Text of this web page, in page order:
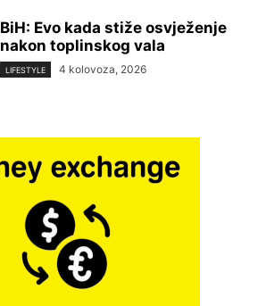
BiH: Evo kada stiže osvježenje
nakon toplinskog vala
LIFESTYLE 4 kolovoza, 2026